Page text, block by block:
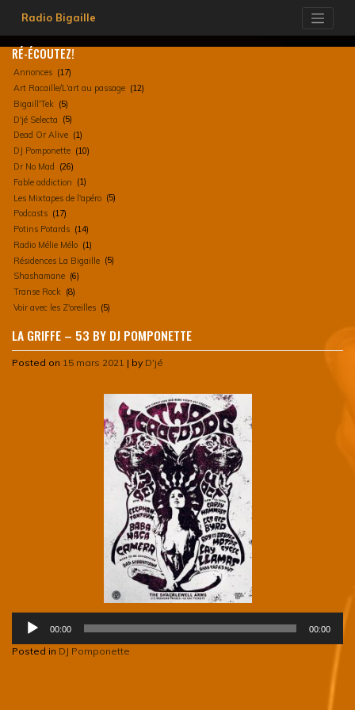
content
Radio Bigaille
RÉ-ÉCOUTEZ!
Annonces (17)
Art Racaille/L'art au passage (12)
Bigaill'Tek (5)
D'jé Selecta (5)
Dead Or Alive (1)
DJ Pomponette (10)
Dr No Mad
(26)
Fable addiction (1)
Les Mixtapes de l'apéro (5)
Podcasts (17)
Potins Potards (14)
Radio Mélie Mélo (1)
Résidences La Bigaille (5)
Shashamane (6)
Transe Rock (8)
Voir avec les Z'oreilles (5)
LA GRIFFE – 53 BY DJ POMPONETTE
Posted on 15 mars 2021 | by D'jé
audio
00:00 00:00
Posted in DJ Pomponette